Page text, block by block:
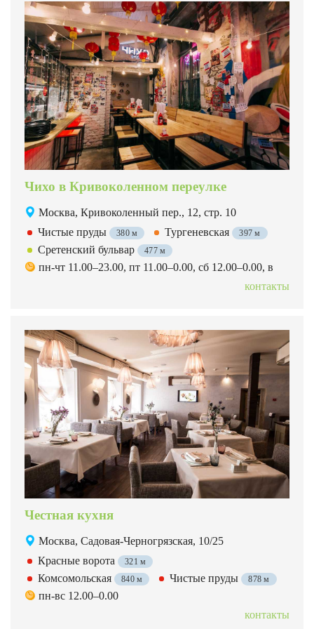
Чихо в Кривоколенном переулке
Москва, Кривоколенный пер., 12, стр. 10
Чистые пруды
380 м Тургеневская 397 м
Сретенский бульвар 477 м
пн-чт 11.00–23.00, пт 11.00–0.00, сб 12.00–0.00, в
контакты
Честная кухня
Москва, Садовая-Черногрязская, 10/25
Красные ворота
321 м
Комсомольская 840 м Чистые пруды 878 м
пн-вс 12.00–0.00
контакты